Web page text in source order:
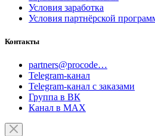
Условия заработка
Условия партнёрской
Контакты
partners@procode…
Telegram-канал
Telegram-канал с заказами
Группа в ВК
Канал в MAX